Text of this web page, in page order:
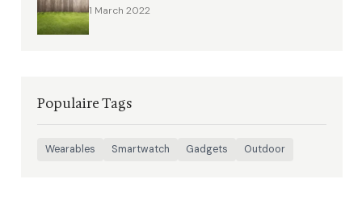
1 March 2022
Populaire Tags
Wearables Smartwatch Gadgets Outdoor